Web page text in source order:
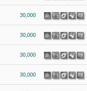
30,000
30,000
30,000
30,000